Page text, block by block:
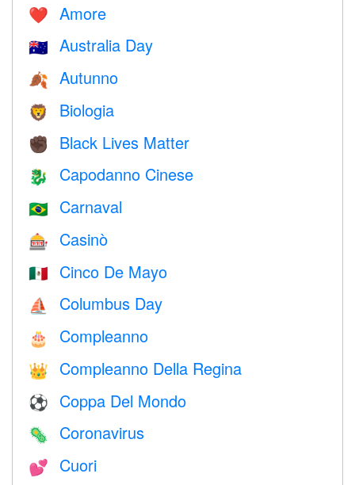
❤️️ Amore
🇦🇺 Australia Day
🍂 Autunno
🦁 Biologia
✊🏿 Black Lives Matter
🐉 Capodanno Cinese
🇧🇷 Carnaval
🎰 Casinò
🇲🇽 Cinco De Mayo
⛵️ Columbus Day
🎂 Compleanno
👑 Compleanno Della Regina
⚽ Coppa Del Mondo
🦠 Coronavirus
💕 Cuori